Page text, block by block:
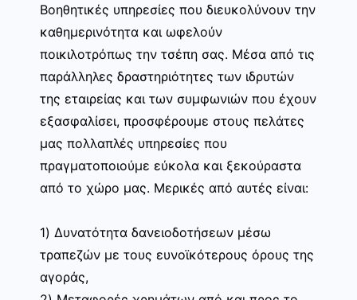
Βοηθητικές υπηρεσίες που διευκολύνουν την
καθημερινότητα και ωφελούν
ποικιλοτρόπως την τσέπη σας. Μέσα από τις
παράλληλες δραστηριότητες των ιδρυτών
της εταιρείας και των συμφωνιών που έχουν
εξασφαλίσει, προσφέρουμε στους πελάτες
μας πολλαπλές υπηρεσίες που
πραγματοποιούμε εύκολα και ξεκούραστα
από το χώρο μας. Μερικές από αυτές είναι:
1) Δυνατότητα δανειοδοτήσεων μέσω
τραπεζών με τους ευνοϊκότερους όρους της
αγοράς,